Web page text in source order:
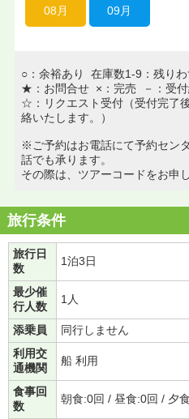
08月 09月
○：余裕あり 在庫数1-9：残り
★：お問合せ ×：完売 －：受付
☆：リクエスト受付（受付完了
絡いたします。）
※ご予約はお電話にて予約セン
話でも承ります。
その際は、ツアーコードをお申
旅行条件
旅行日
数
1泊3日
最少催
行人数
1人
添乗員
同行しません
利用交
通機関
船 利用
食事回
数
朝食:0回 / 昼食:0回 / 夕